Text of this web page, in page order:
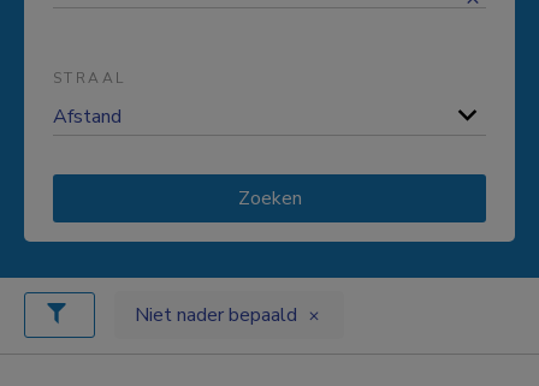
STRAAL
Zoeken
Niet nader bepaald